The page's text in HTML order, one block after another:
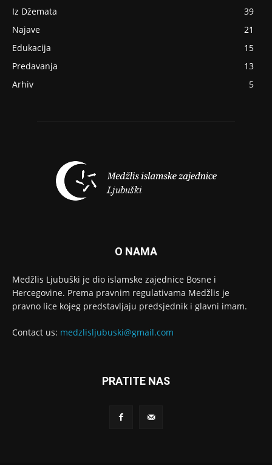
Iz Džemata
39
Najave
21
Edukacija
15
Predavanja
13
Arhiv
5
O NAMA
Medžlis Ljubuški je dio islamske zajednice Bosne i
Hercegovine. Prema pravnim regulativama Medžlis je
pravno lice kojeg predstavljaju predsjednik i glavni imam.
Contact us: medzlisljubuski@gmail.com
PRATITE NAS